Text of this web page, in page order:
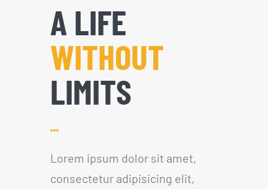
A LIFE
WITHOUT
LIMITS
Lorem ipsum dolor sit amet,
consectetur adipisicing elit,